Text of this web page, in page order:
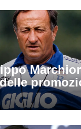
calcio»